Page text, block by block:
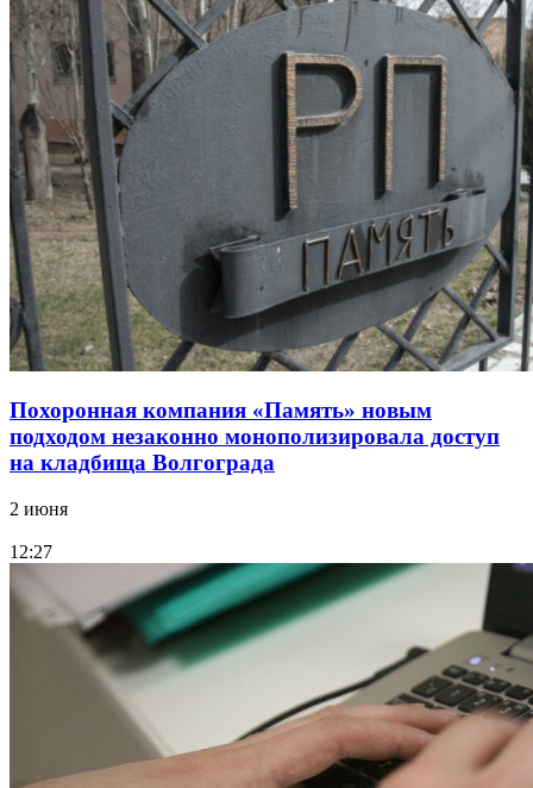
Похоронная компания «Память» новым
подходом незаконно монополизировала доступ
на кладбища Волгограда
2 июня
12:27